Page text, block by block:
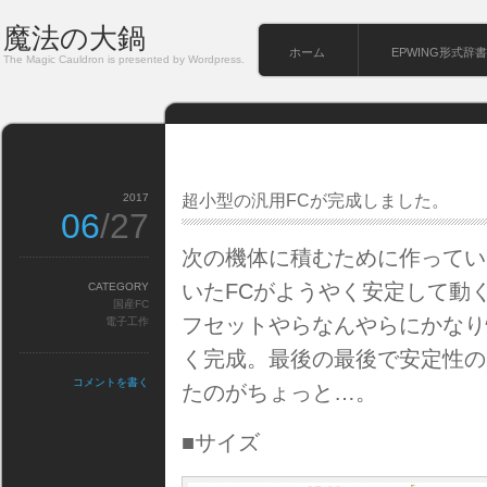
魔法の大鍋
The Magic Cauldron is presented by Wordpress.
ホーム EPWING形式辞書
超小型の汎用FCが完成しました。
次の機体に積むために作って
いたFCがようやく安定して動
フセットやらなんやらにかな
く完成。最後の最後で安定性
たのがちょっと…。
■サイズ
2017
06/27
CATEGORY
国産FC
電子工作
コメントを書く